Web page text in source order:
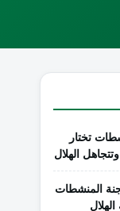
تختار
الهلال
المنشطات